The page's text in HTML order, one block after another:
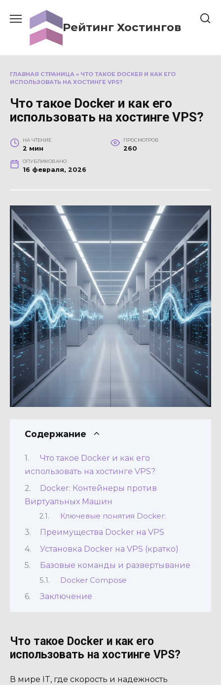
содержанию
Рейтинг Хостингов
ГЛАВНАЯ СТРАНИЦА » ЧТО ТАКОЕ DOCKER И КАК ЕГО
ИСПОЛЬЗОВАТЬ НА ХОСТИНГЕ VPS?
Что такое Docker и как его
использовать на хостинге VPS?
НА ЧТЕНИЕ
2 мин
ПРОСМОТРОВ
260
ОПУБЛИКОВАНО
16 февраля, 2026
Содержание
Что такое Docker и как его
использовать на хостинге VPS?
Docker: Контейнеры против
Виртуальных Машин
Ключевые понятия Docker:
Преимущества Docker на VPS
Установка Docker на VPS (кратко)
Базовые команды и развертывание
Docker Compose
Заключение
Что такое Docker и как его
использовать на хостинге VPS?
В мире IT, где скорость и надежность